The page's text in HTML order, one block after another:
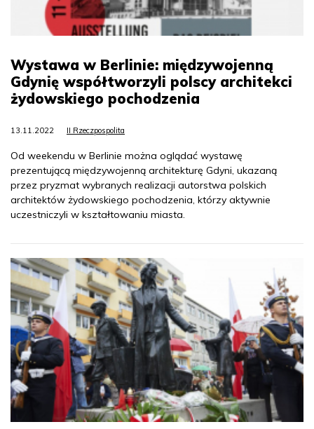
Wystawa w Berlinie: międzywojenną
Gdynię współtworzyli polscy architekci
żydowskiego pochodzenia
13.11.2022 II Rzeczpospolita
Od weekendu w Berlinie można oglądać wystawę
prezentującą międzywojenną architekturę Gdyni, ukazaną
przez pryzmat wybranych realizacji autorstwa polskich
architektów żydowskiego pochodzenia, którzy aktywnie
uczestniczyli w kształtowaniu miasta.